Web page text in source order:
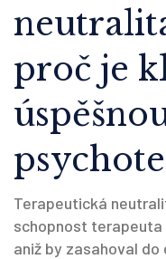
proč je
Terapeutická
schopnost
aniž by zasahoval